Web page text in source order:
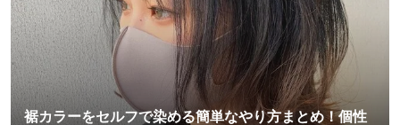
裾カラーをセルフで染める簡単なやり方まとめ！個性